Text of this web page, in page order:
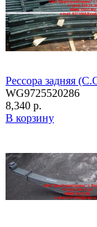
Рессора задняя
WG9725520286
8,340 р.
В корзину